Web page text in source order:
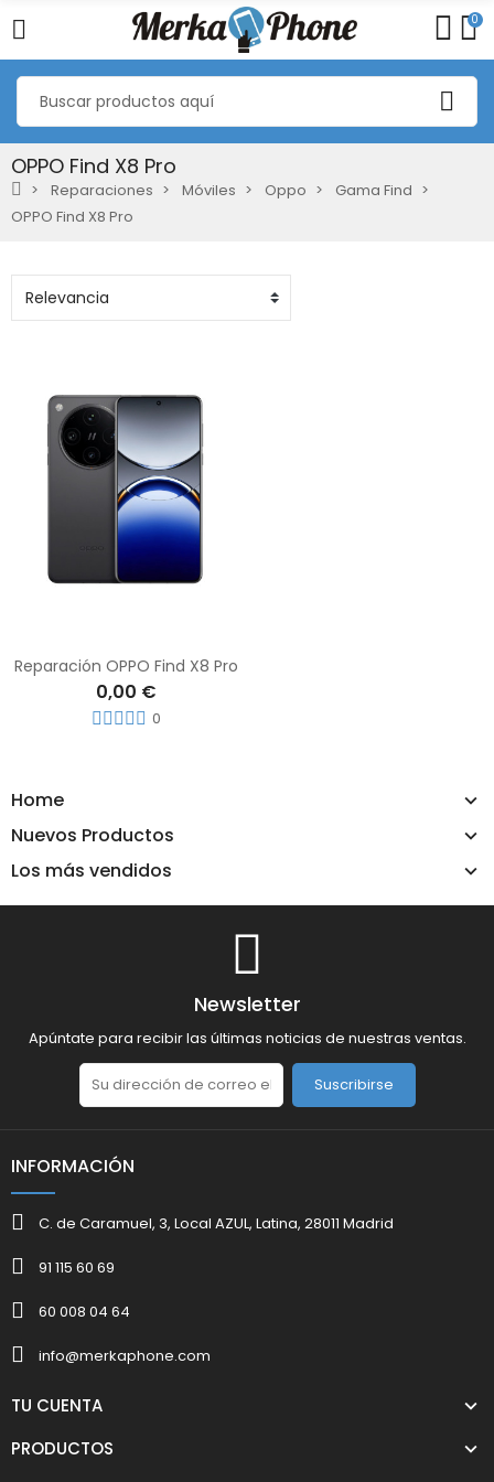
0
OPPO Find X8 Pro
Reparaciones Móviles Oppo
Gama Find
OPPO Find X8 Pro
Home
Nuevos Productos
Los más vendidos
Reparación OPPO Find X8 Pro
0,00 €
0
Newsletter
Apúntate para recibir las últimas noticias de nuestras ventas.
Suscribirse
INFORMACIÓN
C. de Caramuel, 3, Local AZUL, Latina, 28011 Madrid
91 115 60 69
60 008 04 64
info@merkaphone.com
TU CUENTA
PRODUCTOS